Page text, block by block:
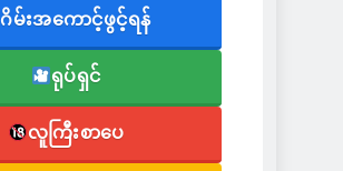
ဂိမ်းအကောင့်ဖွင့်ရန်
ရုပ်ရှင်
လူကြီးစာပေ